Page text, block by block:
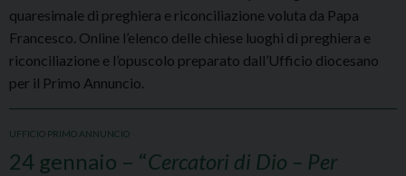
quaresimale di preghiera e riconciliazione voluta da Papa
Francesco. Online l’elenco delle chiese luoghi di preghiera e
riconciliazione e l’opuscolo preparato dall’Ufficio diocesano
per il Primo Annuncio.
UFFICIO PRIMO ANNUNCIO
24 gennaio – “Cercatori di Dio – Per